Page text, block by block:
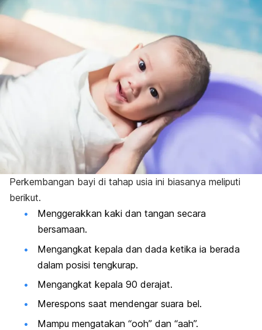
Perkembangan bayi di tahap usia ini biasanya meliputi
berikut.
Menggerakkan kaki dan tangan secara
bersamaan.
Mengangkat kepala dan dada ketika ia berada
dalam posisi tengkurap.
Mengangkat kepala 90 derajat.
Merespons saat mendengar suara bel.
Mampu mengatakan “ooh” dan “aah”.